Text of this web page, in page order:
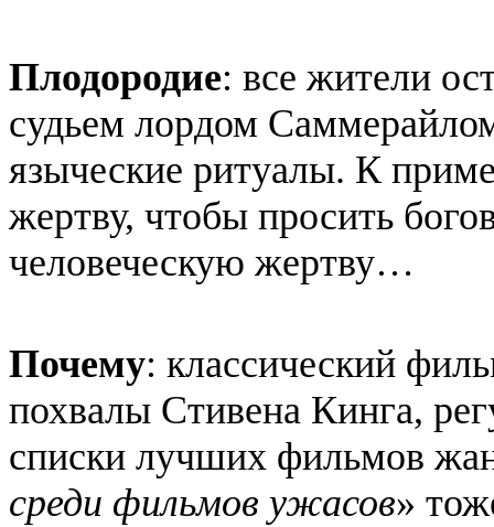
Плодородие: все жители
судьем лордом
языческие ритуалы. К
жертву, чтобы просить
человеческую жертву…
Почему: классический
похвалы Стивена Кинга,
списки лучших фильмов
среди фильмов ужасов»